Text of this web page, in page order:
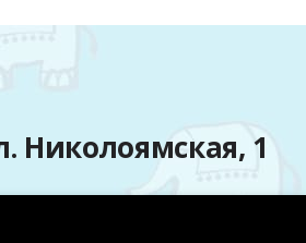
Николоямская, 1